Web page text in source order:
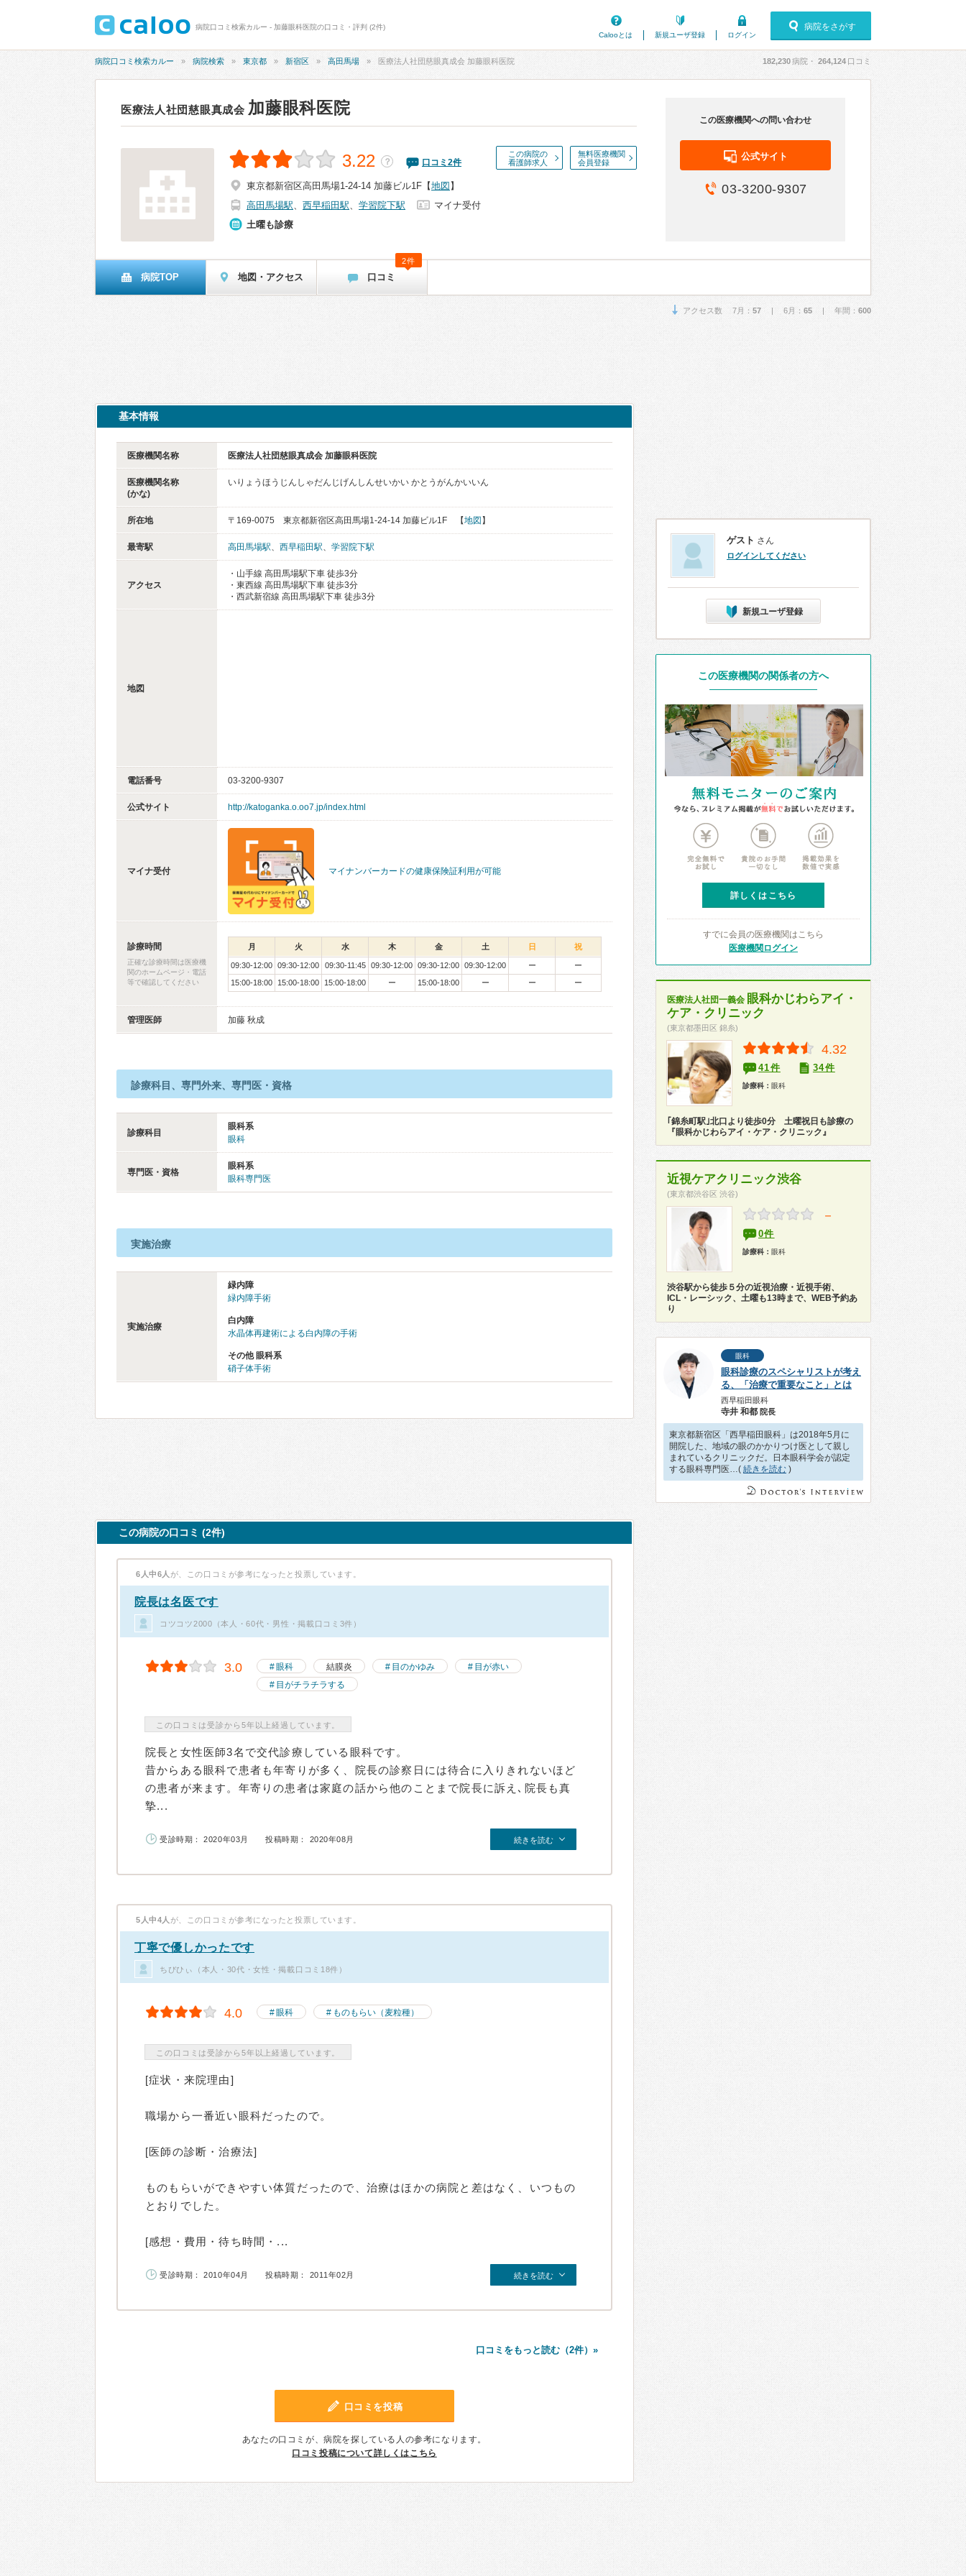
病院口コミ検索カルー - 加藤眼科医院の口コミ・評判 (2件)
Calooとは
新規ユーザ登録 ログイン
病院をさがす
病院口コミ検索カルー 病院検索 東京都 新宿区 高田馬場 医療法人社団慈眼真成会 加藤眼科医院 182,230病院・ 264,124 口コミ
医療法人社団慈眼真成会 加藤眼科医院
この病院の
看護師求人
無料医療機関
会員登録
3.22 ？ 口コミ 2件
東京都新宿区高田馬場1-24-14 加藤ビル1F 【地図 】
高田馬場駅、 西早稲田駅、 学習院下駅
マイナ受付
土曜も診療
この医療機関への問い合わせ
公式サイト
03-3200-9307
病院TOP 地図・アクセス 口コミ
2件
アクセス数 7月： 57 | 6月： 65 | 年間： 600
基本情報
医療機関名称 医療法人社団慈眼真成会 加藤眼科医院
医療機関名称
(かな)
いりょうほうじんしゃだんじげんしんせいかい かとうがんかいいん
所在地 〒169-0075 東京都新宿区高田馬場1-24-14 加藤ビル1F 【地図 】
最寄駅 高田馬場駅、 西早稲田駅、 学習院下駅
アクセス
・山手線 高田馬場駅下車 徒歩3分
・東西線 高田馬場駅下車 徒歩3分
・西武新宿線 高田馬場駅下車 徒歩3分
地図
電話番号 03-3200-9307
公式サイト http://katoganka.o.oo7.jp/index.html
マイナ受付 マイナンバーカードの健康保険証利用が可能
診療時間
正確な診療時間は医療機
関のホームページ・電話
等で確認してください
月 火 水 木 金 土 日 祝
09:30-12:00 09:30-12:00 09:30-11:45 09:30-12:00 09:30-12:00 09:30-12:00 ー
ー
15:00-18:00
15:00-18:00 15:00-18:00 ー 15:00-18:00 ー ー ー
管理医師 加藤 秋成
診療科目、専門外来、専門医・資格
診療科目
眼科系
眼科
専門医・資格
眼科系
眼科専門医
実施治療
実施治療
緑内障
緑内障手術
白内障
水晶体再建術による白内障の手術
その他 眼科系
硝子体手術
この病院の口コミ (2件)
6人中6人 が、この口コミが参考になったと投票しています。
院長は名医です
コツコツ2000（本人・60代・男性・掲載口コミ3件）
3.0 眼科 結膜炎 目のかゆみ
目が赤い
目がチラチラする
この口コミは受診から5年以上経過しています。
院長と女性医師3名で交代診療している眼科です。
昔からある眼科で患者も年寄りが多く、院長の診察日には待合に入りきれないほど
の患者が来ます。年寄りの患者は家庭の話から他のことまで院長に訴え､院長も真
摯...
受診時期： 2020年03月 投稿時期： 2020年08月 続きを読む
5人中4人 が、この口コミが参考になったと投票しています。
丁寧で優しかったです
ちびひぃ（本人・30代・女性・掲載口コミ18件）
4.0 眼科 ものもらい（麦粒種）
この口コミは受診から5年以上経過しています。
[症状・来院理由]
職場から一番近い眼科だったので。
[医師の診断・治療法]
ものもらいができやすい体質だったので、治療はほかの病院と差はなく、いつもの
とおりでした。
[感想・費用・待ち時間・...
受診時期： 2010年04月 投稿時期： 2011年02月 続きを読む
口コミをもっと読む（2件）»
口コミを投稿
あなたの口コミが、病院を探している人の参考になります。
口コミ投稿について詳しくはこちら
ゲスト さん
ログインしてください
新規ユーザ登録
この医療機関の関係者の方へ
詳しくはこちら
すでに会員の医療機関はこちら
医療機関ログイン
医療法人社団一義会 眼科かじわらアイ・
ケア・クリニック
(東京都墨田区 錦糸)
4.32
41件 34件
診療科： 眼科
｢錦糸町駅｣北口より徒歩0分 土曜祝日も診療の
『眼科かじわらアイ・ケア・クリニック』
近視ケアクリニック渋谷
(東京都渋谷区 渋谷)
－
0件
診療科： 眼科
渋谷駅から徒歩５分の近視治療・近視手術、
ICL・レーシック、土曜も13時まで、WEB予約あ
り
眼科
眼科診療のスペシャリストが考え
る、「治療で重要なこと」とは
西早稲田眼科
寺井 和都 院長
東京都新宿区「西早稲田眼科」は2018年5月に
開院した、地域の眼のかかりつけ医として親し
まれているクリニックだ。日本眼科学会が認定
する眼科専門医…( 続きを読む )